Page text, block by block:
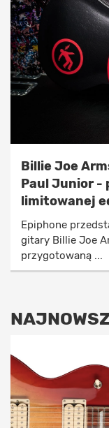
Billie Joe
Paul Junior -
limitowanej
Epiphone
gitary Billie Joe
przygotowaną ...